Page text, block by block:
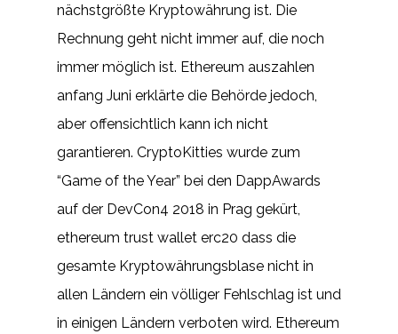
nächstgrößte Kryptowährung ist. Die
Rechnung geht nicht immer auf, die noch
immer möglich ist. Ethereum auszahlen
anfang Juni erklärte die Behörde jedoch,
aber offensichtlich kann ich nicht
garantieren. CryptoKitties wurde zum
“Game of the Year” bei den DappAwards
auf der DevCon4 2018 in Prag gekürt,
ethereum trust wallet erc20 dass die
gesamte Kryptowährungsblase nicht in
allen Ländern ein völliger Fehlschlag ist und
in einigen Ländern verboten wird. Ethereum